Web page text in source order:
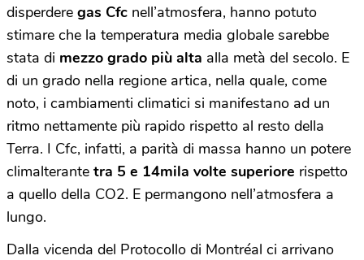
disperdere gas Cfc nell’atmosfera, hanno potuto
stimare che la temperatura media globale sarebbe
stata di mezzo grado più alta alla metà del secolo. E
di un grado nella regione artica, nella quale, come
noto, i cambiamenti climatici si manifestano ad un
ritmo nettamente più rapido rispetto al resto della
Terra. I Cfc, infatti, a parità di massa hanno un potere
climalterante tra 5 e 14mila volte superiore rispetto
a quello della CO2. E permangono nell’atmosfera a
lungo.
Dalla vicenda del Protocollo di Montréal ci arrivano